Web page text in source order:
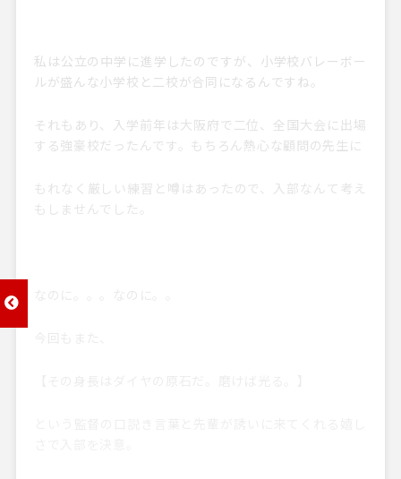
私は公立の中学に進学したのですが、小学校バレーボー
ルが盛んな小学校と二校が合同になるんですね。
それもあり、入学前年は大阪府で二位、全国大会に出場
する強豪校だったんです。もちろん熱心な顧問の先生に
もれなく厳しい練習と噂はあったので、入部なんて考え
もしませんでした。